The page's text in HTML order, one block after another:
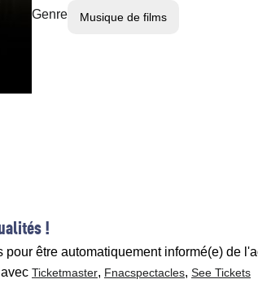
Genre Musique de films
!
être automatiquement informé(e) de
avec Ticketmaster, Fnacspectacles, See Tickets